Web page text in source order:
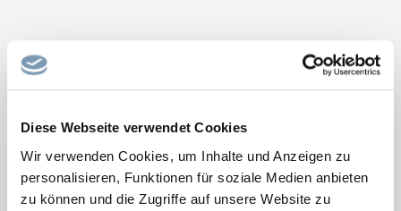
Diese Webseite verwendet Cookies
Wir verwenden Cookies, um Inhalte und Anzeigen zu
personalisieren, Funktionen für soziale Medien anbieten
zu können und die Zugriffe auf unsere Website zu
Was